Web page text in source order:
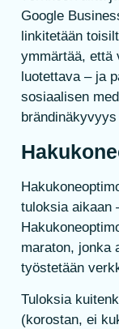
Google
linkitetään
ymmärtää, että
luotettava – ja
sosiaalisen
tuloksia aikaan
maraton, jonka
työstetään
Tuloksia
(korostan, ei